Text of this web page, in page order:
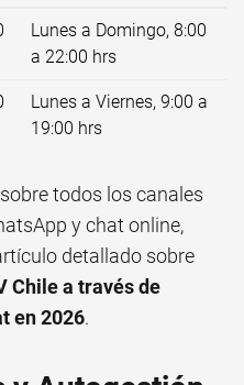
Lunes a Domingo, 8:00
a 22:00 hrs
Lunes a Viernes, 9:00 a
19:00 hrs
todos los canales
y chat online,
detallado sobre
Chile a través de
en 2026.